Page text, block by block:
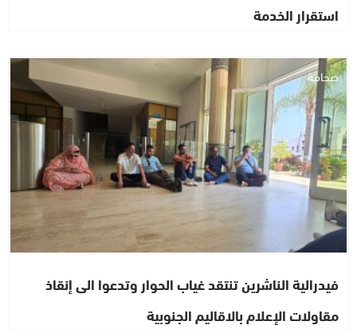
استقرار الخدمة
صحافة
فيدرالية الناشرين تنتقد غياب الحوار وتدعوا الى إنقاذ
مقاولات الإعلام بالاقاليم الجنوبية